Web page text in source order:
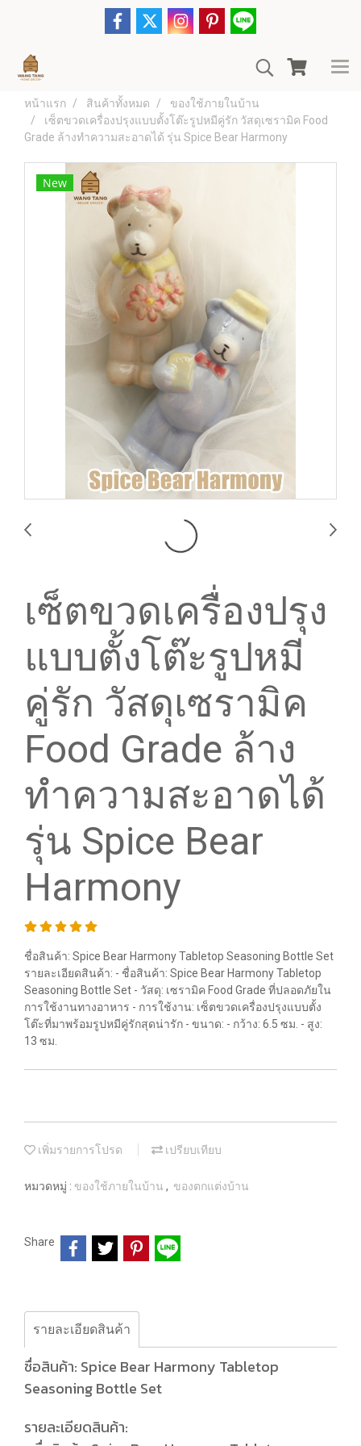
หน้าแรก สินค้าทั้งหมด
ของใช้ภายในบ้าน
เซ็ตขวดเครื่องปรุงแบบตั้งโต๊ะรูปหมีคู่รัก วัสดุเซรามิค Food
Grade ล้างทำความสะอาดได้ รุ่น Spice Bear Harmony
New
เซ็ตขวดเครื่องปรุง
แบบตั้งโต๊ะรูปหมี
คู่รัก วัสดุเซรามิค
Food Grade ล้าง
ทำความสะอาดได้
รุ่น Spice Bear
Harmony
ชื่อสินค้า: Spice Bear Harmony Tabletop Seasoning Bottle Set
รายละเอียดสินค้า: - ชื่อสินค้า: Spice Bear Harmony Tabletop
Seasoning Bottle Set - วัสดุ: เซรามิค Food Grade ที่ปลอดภัยใน
การใช้งานทางอาหาร - การใช้งาน: เซ็ตขวดเครื่องปรุงแบบตั้ง
โต๊ะที่มาพร้อมรูปหมีคู่รักสุดน่ารัก - ขนาด: - กว้าง: 6.5 ซม. - สูง:
13 ซม.
เพิ่มรายการโปรด เปรียบเทียบ
หมวดหมู่ : ของใช้ภายในบ้าน , ของตกแต่งบ้าน
Share
รายละเอียดสินค้า
ชื่อสินค้า: Spice Bear Harmony Tabletop
Seasoning Bottle Set
รายละเอียดสินค้า: